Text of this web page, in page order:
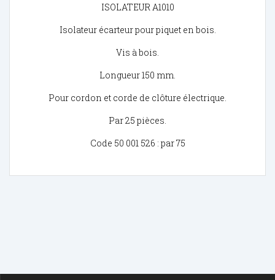
ISOLATEUR A1010
Isolateur écarteur pour piquet en bois.
Vis à bois.
Longueur 150 mm.
Pour cordon et corde de clôture électrique.
Par 25 pièces.
Code 50 001 526 : par 75